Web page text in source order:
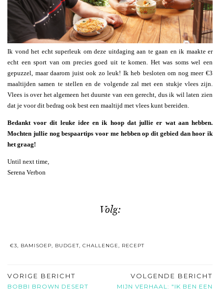
Ik vond het echt superleuk om deze uitdaging aan te gaan en ik maakte er
echt een sport van om precies goed uit te komen. Het was soms wel een
gepuzzel, maar daarom juist ook zo leuk! Ik heb besloten om nog meer €3
maaltijden samen te stellen en de volgende zal met een stukje vlees zijn.
Vlees is over het algemeen het duurste van een gerecht, dus ik wil laten zien
dat je voor dit bedrag ook best een maaltijd met vlees kunt bereiden.
Bedankt voor dit leuke idee en ik hoop dat jullie er wat aan hebben.
Mochten jullie nog bespaartips voor me hebben op dit gebied dan hoor ik
het graag!
Until next time,
Serena Verbon
Volg:
€3, BAMISOEP, BUDGET, CHALLENGE, RECEPT
VORIGE BERICHT
BOBBI BROWN DESERT
VOLGENDE BERICHT
MIJN VERHAAL: "IK BEN EEN